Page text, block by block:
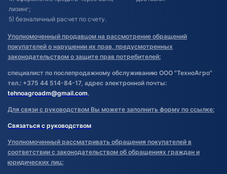
лизинг;
5) безналичный расчет по счету.
Уполномоченный продавцом на рассмотрение обращений
покупателей о нарушении их прав, предусмотренных
законодательством о защите прав потребителей:
специалист по послепродажному обслуживанию ООО "ТехноАгро"
тел.: +375 44 514-84-17, адрес электронной почты:
tehnoagroadm@gmail.com.
Для связи с руководством Вы можете заполнить форму по ссылке:
Связаться с руководством
Уполномоченный рассматривать обращения покупателей в
соответствии с законодательством об обращениях граждан и
юридических лиц: